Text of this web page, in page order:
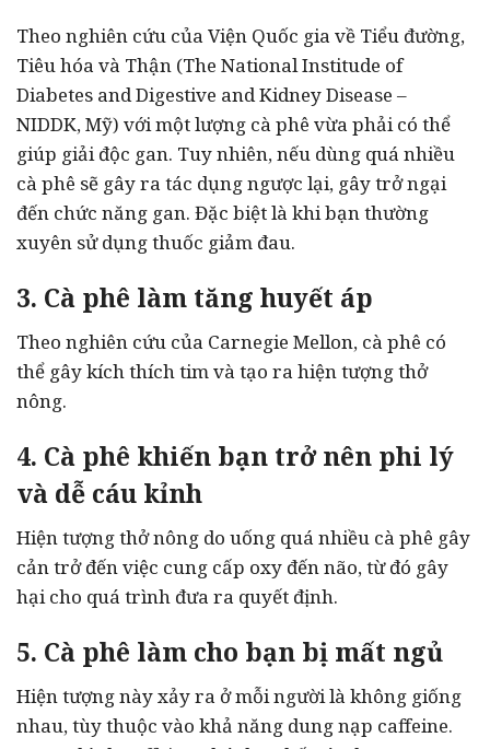
Theo nghiên cứu của Viện Quốc gia về Tiểu đường,
Tiêu hóa và Thận (The National Institude of
Diabetes and Digestive and Kidney Disease –
NIDDK, Mỹ) với một lượng cà phê vừa phải có thể
giúp giải độc gan. Tuy nhiên, nếu dùng quá nhiều
cà phê sẽ gây ra tác dụng ngược lại, gây trở ngại
đến chức năng gan. Đặc biệt là khi bạn thường
xuyên sử dụng thuốc giảm đau.
3. Cà phê làm tăng huyết áp
Theo nghiên cứu của Carnegie Mellon, cà phê có
thể gây kích thích tim và tạo ra hiện tượng thở
nông.
4. Cà phê khiến bạn trở nên phi lý
và dễ cáu kỉnh
Hiện tượng thở nông do uống quá nhiều cà phê gây
cản trở đến việc cung cấp oxy đến não, từ đó gây
hại cho quá trình đưa ra quyết định.
5. Cà phê làm cho bạn bị mất ngủ
Hiện tượng này xảy ra ở mỗi người là không giống
nhau, tùy thuộc vào khả năng dung nạp caffeine.